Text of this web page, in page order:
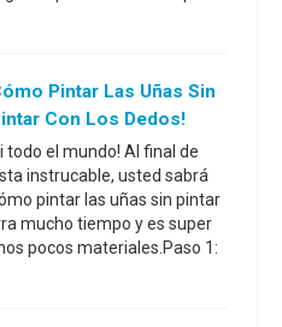
Pintar Las Uñas Sin
Con Los Dedos!
todo el mundo! Al final de
instrucable, usted sabrá
pintar las uñas sin pintar
mucho tiempo y es super
pocos materiales.Paso 1: